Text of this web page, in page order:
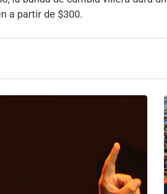
a partir de $300.